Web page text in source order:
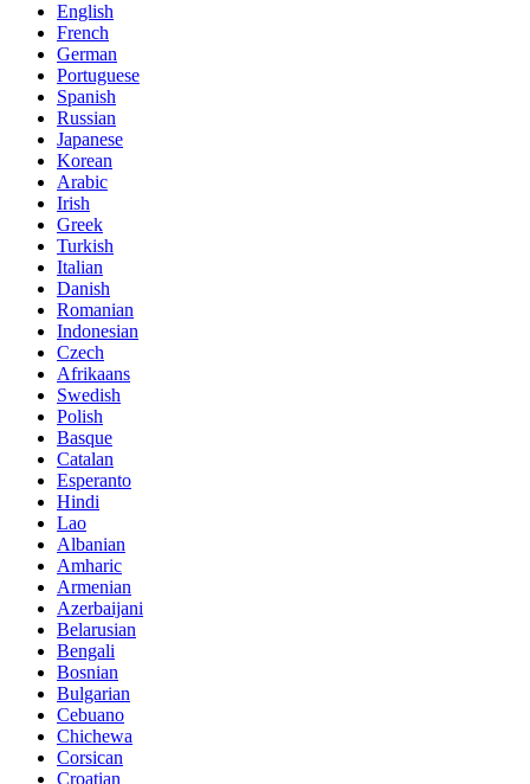
English
French
German
Portuguese
Spanish
Russian
Japanese
Korean
Arabic
Irish
Greek
Turkish
Italian
Danish
Romanian
Indonesian
Czech
Afrikaans
Swedish
Polish
Basque
Catalan
Esperanto
Hindi
Lao
Albanian
Amharic
Armenian
Azerbaijani
Belarusian
Bengali
Bosnian
Bulgarian
Cebuano
Chichewa
Corsican
Croatian